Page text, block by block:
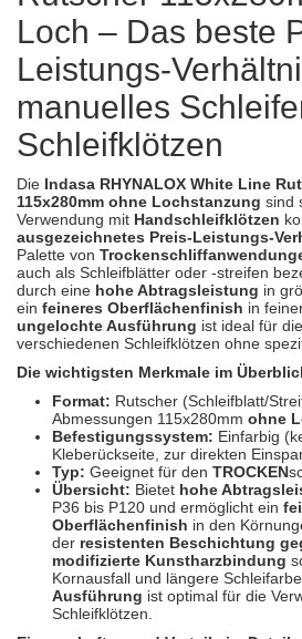
(3)
Spectral
(5)
StarChem
(1)
Sundstrom
(4)
Troton
(2)
Wibeco
(1)
ZVG
Loch – Das beste
Leistungs-
manuelles
Schleifklötzen
Die Indasa RHYNALOX White Line
115x280mm ohne Lochstanzung sind
Verwendung mit Handschleifklötzen
ausgezeichnetes Preis-Leistungs-
Palette von
auch als Schleifblätter oder -streifen
durch eine hohe Abtragsleistung in
ein feineres Oberflächenfinish in
ungelochte Ausführung ist ideal für
verschiedenen Schleifklötzen ohne
Die wichtigsten Merkmale im
Format: Rutscher (Schleifblatt/
Abmessungen 115x280mm ohne
Befestigungssystem: Einfarbig
Kleberückseite, zur direkten
Typ: Geeignet für den TROCKEN
Übersicht: Bietet hohe
P36 bis P120 und ermöglicht ein
Oberflächenfinish in den
der resistenten Beschichtung
modifizierte Kunstharzbindung
Kornausfall und längere
Ausführung ist optimal für die
Schleifklötzen.